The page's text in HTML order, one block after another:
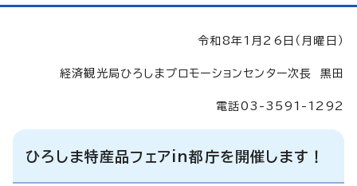
令和8年1月26日（月曜日）
経済観光局ひろしまプロモーションセンター次長 黒田
電話03-3591-1292
ひろしま特産品フェアin都庁を開催します！